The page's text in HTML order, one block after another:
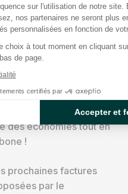
de toujours se
d’utiliser un réseau
Ce geste simple
d’énergie et participe à
! Effectivement,
giga transféré sur les
carbone plus de 10
transféré sur réseaux
des économies tout en
!
prochaines factures
par le
sur l'utilisation de notre site.
nos partenaires ne seront plus
personnalisées en fonction de
choix à tout moment en cliquant
de page.
certifiés par
Accepter et